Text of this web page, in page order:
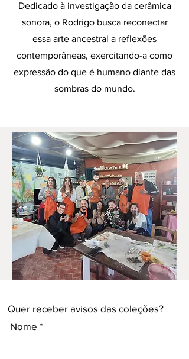
Dedicado à investigação da cerâmica
sonora, o Rodrigo busca reconectar
essa arte ancestral a reflexões
contemporâneas, exercitando-a como
expressão do que é humano diante das
sombras do mundo.
Quer receber avisos das coleções?
Nome